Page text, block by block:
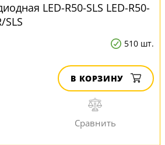
LED-R50-SLS LED-R50-
SLS
510 шт.
В КОРЗИНУ